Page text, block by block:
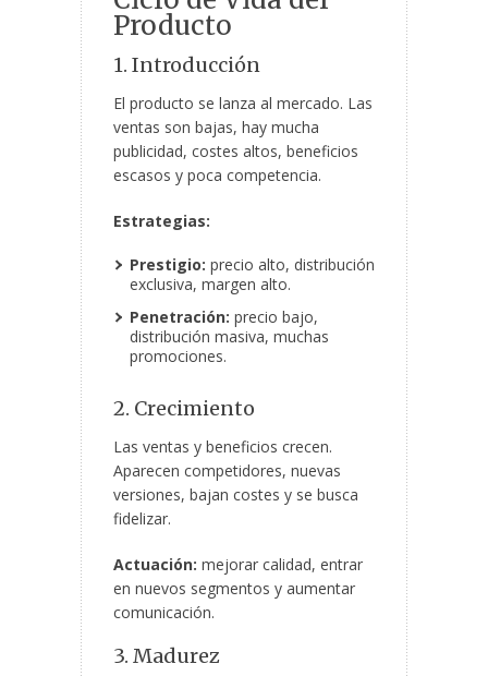
Producto
1. Introducción
El producto se lanza al mercado. Las
ventas son bajas, hay mucha
publicidad, costes altos, beneficios
escasos y poca competencia.
Estrategias:
Prestigio: precio alto, distribución
exclusiva, margen alto.
Penetración: precio bajo,
distribución masiva, muchas
promociones.
2. Crecimiento
Las ventas y beneficios crecen.
Aparecen competidores, nuevas
versiones, bajan costes y se busca
fidelizar.
Actuación: mejorar calidad, entrar
en nuevos segmentos y aumentar
comunicación.
3. Madurez